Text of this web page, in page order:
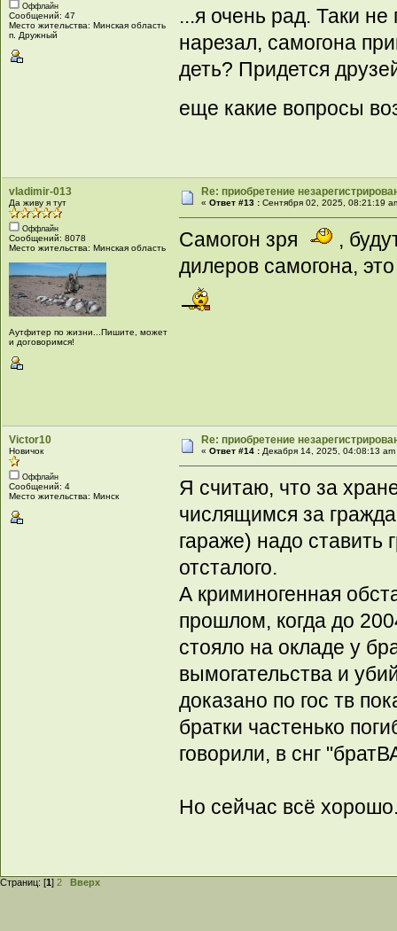
Оффлайн
Сообщений: 47
Место жительства: Минская область
п. Дружный
...я очень рад. Таки не
нарезал, самогона
деть? Придется
еще какие вопросы
vladimir-013
Да живу я тут
Оффлайн
Сообщений: 8078
Место жительства: Минская область
Аутфитер по жизни...Пишите, может
и договоримся!
Re: приобретение
«Ответ #13 : Сентября 02, 2025, 08:21:19
Самогон зря
,
дилеров самогона,
Victor10
Новичок
Оффлайн
Сообщений: 4
Место жительства: Минск
Re: приобретение
«Ответ #14 : Декабря 14, 2025, 04:08:13 am
Я считаю, что за
числящимся за
гараже) надо ставить
отсталого.
А криминогенная
прошлом, когда до
стояло на окладе у
вымогательства и
доказано по гос тв
братки частенько
говорили, в снг
Но сейчас всё
Страниц: [1] 2 Вверх